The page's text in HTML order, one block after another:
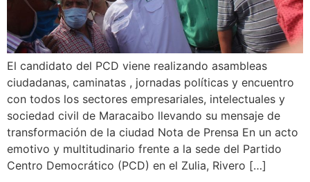
El candidato del PCD viene realizando asambleas
ciudadanas, caminatas , jornadas políticas y encuentro
con todos los sectores empresariales, intelectuales y
sociedad civil de Maracaibo llevando su mensaje de
transformación de la ciudad Nota de Prensa En un acto
emotivo y multitudinario frente a la sede del Partido
Centro Democrático (PCD) en el Zulia, Rivero […]